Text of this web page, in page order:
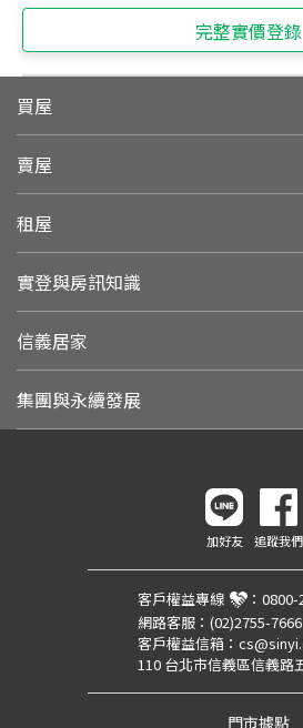
完整實價登錄
買屋
賣屋
租屋
實登與房訊知識
信義居家
集團與永續發展
加好友 追蹤我們
客戶權益專線 ： 0800-
網路客服： (02)2755-7666
客戶權益信箱：
110 台北市信義區信義路
門市據點